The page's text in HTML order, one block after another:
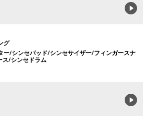
グ
ー/シンセパッド/シンセサイザー/フィンガースナ
ス/シンセドラム